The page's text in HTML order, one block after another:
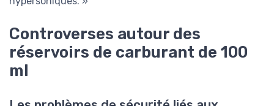
Controverses autour des
réservoirs de carburant de 100
ml